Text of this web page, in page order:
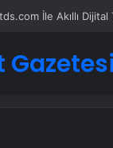
Gazetesi